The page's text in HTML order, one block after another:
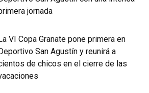
jornada
La VI Copa Granate pone primera en
Deportivo San Agustín y reunirá a
de chicos en el cierre de las